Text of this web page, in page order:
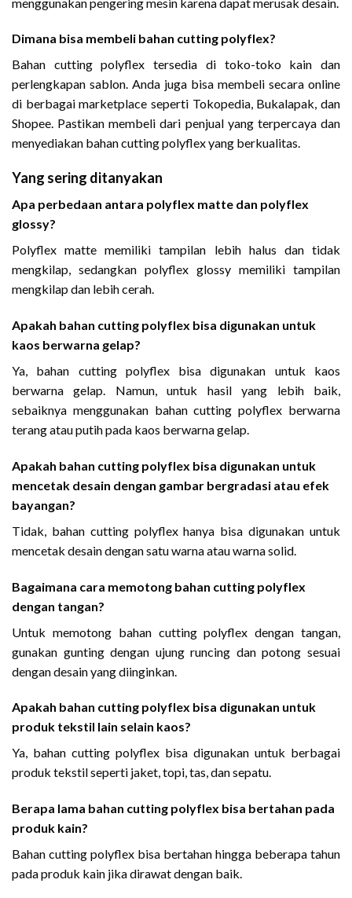
Dimana bisa membeli bahan cutting polyflex?
Bahan cutting polyflex tersedia di toko-toko kain dan
perlengkapan sablon. Anda juga bisa membeli secara online
di berbagai marketplace seperti Tokopedia, Bukalapak, dan
Shopee. Pastikan membeli dari penjual yang terpercaya dan
menyediakan bahan cutting polyflex yang berkualitas.
Yang sering ditanyakan
Apa perbedaan antara polyflex matte dan polyflex
glossy?
Polyflex matte memiliki tampilan lebih halus dan tidak
mengkilap, sedangkan polyflex glossy memiliki tampilan
mengkilap dan lebih cerah.
Apakah bahan cutting polyflex bisa digunakan untuk
kaos berwarna gelap?
Ya, bahan cutting polyflex bisa digunakan untuk kaos
berwarna gelap. Namun, untuk hasil yang lebih baik,
sebaiknya menggunakan bahan cutting polyflex berwarna
terang atau putih pada kaos berwarna gelap.
Apakah bahan cutting polyflex bisa digunakan untuk
mencetak desain dengan gambar bergradasi atau efek
bayangan?
Tidak, bahan cutting polyflex hanya bisa digunakan untuk
mencetak desain dengan satu warna atau warna solid.
Bagaimana cara memotong bahan cutting polyflex
dengan tangan?
Untuk memotong bahan cutting polyflex dengan tangan,
gunakan gunting dengan ujung runcing dan potong sesuai
dengan desain yang diinginkan.
Apakah bahan cutting polyflex bisa digunakan untuk
produk tekstil lain selain kaos?
Ya, bahan cutting polyflex bisa digunakan untuk berbagai
produk tekstil seperti jaket, topi, tas, dan sepatu.
Berapa lama bahan cutting polyflex bisa bertahan pada
produk kain?
Bahan cutting polyflex bisa bertahan hingga beberapa tahun
pada produk kain jika dirawat dengan baik.